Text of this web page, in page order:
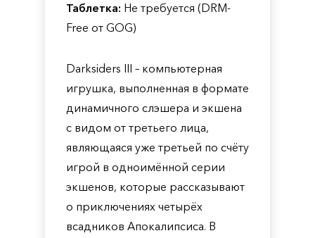
Таблетка: Не требуется (DRM-
Free от GOG)
Darksiders III – компьютерная
игрушка, выполненная в формате
динамичного слэшера и экшена
с видом от третьего лица,
являющаяся уже третьей по счёту
игрой в одноимённой серии
экшенов, которые рассказывают
о приключениях четырёх
всадников Апокалипсиса. В